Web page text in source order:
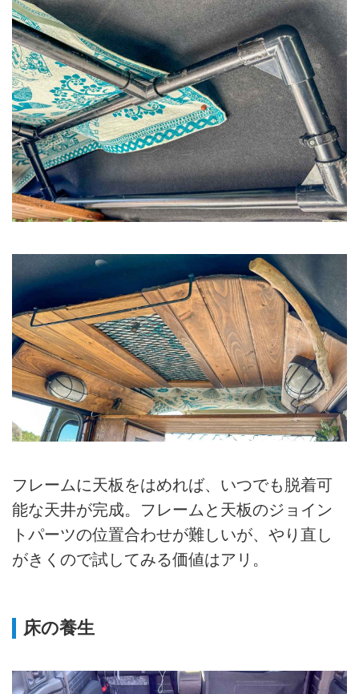
フレームに天板をはめれば、いつでも脱着可
能な天井が完成。フレームと天板のジョイン
トパーツの位置合わせが難しいが、やり直し
がきくので試してみる価値はアリ。
床の養生